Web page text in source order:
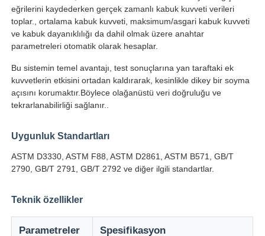
Fabrika turu
Kalite kontrol
Bize ulaşın
Laboratuvar Test Cihazları
Evrensel test makinesi
eğrilerini kaydederken gerçek zamanlı kabuk kuvveti verileri
toplar., ortalama kabuk kuvveti, maksimum/asgari kabuk kuvveti
ve kabuk dayanıklılığı da dahil olmak üzere anahtar
parametreleri otomatik olarak hesaplar.
Bu sistemin temel avantajı, test sonuçlarına yan taraftaki ek
kuvvetlerin etkisini ortadan kaldırarak, kesinlikle dikey bir soyma
açısını korumaktır.Böylece olağanüstü veri doğruluğu ve
tekrarlanabilirliği sağlanır..
Uygunluk Standartları
ASTM D3330, ASTM F88, ASTM D2861, ASTM B571, GB/T
2790, GB/T 2791, GB/T 2792 ve diğer ilgili standartlar.
Teknik özellikler
Parametreler Spesifikasyon